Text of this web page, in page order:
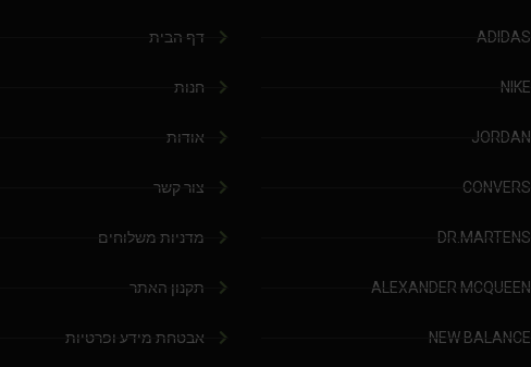
ADIDAS
NIKE
JORDAN
CONVERS
DR.MARTENS
ALEXANDER MCQUEEN
NEW BALANCE
דף הבית
חנות
אודות
צור קשר
מדניות משלוחים
תקנון האתר
אבטחת מידע ופרטיות